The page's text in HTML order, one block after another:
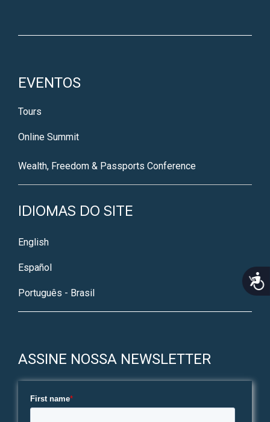
EVENTOS
Tours
Online Summit
Wealth, Freedom & Passports Conference
IDIOMAS DO SITE
English
Español
Português - Brasil
ASSINE NOSSA NEWSLETTER